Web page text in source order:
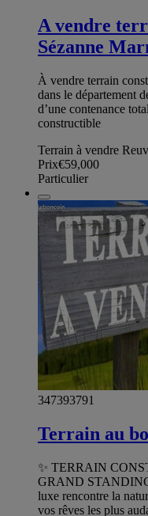
A vendre
Sézanne
À vendre terrain
dans le département
d’une contenance
constructible
Terrain à vendre
Prix€59,000
Particulier
347393791
Terrain au
✨ TERRAIN
GRAND
luxe rencontre la
vos rêves les plus